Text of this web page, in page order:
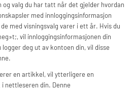
og valg du har tatt når det gjelder hvordan
med innloggingsinformasjon
med visningsvalg varer i ett år. Hvis du
vil innloggingsinformasjonen din
deg ut av kontoen din, vil disse
en artikkel, vil ytterligere en
nettleseren din. Denne